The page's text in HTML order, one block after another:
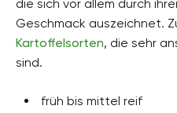
die sich vor allem durch
Geschmack auszeichnet.
Kartoffelsorten, die sehr
sind.
früh bis mittel reif